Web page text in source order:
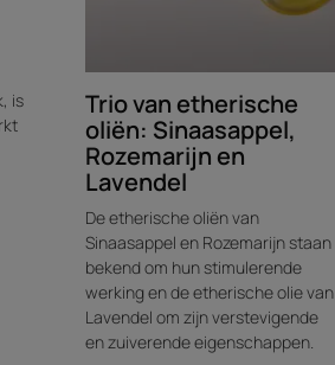
is
Trio van etherische
oliën: Sinaasappel,
Rozemarijn en
Lavendel
De etherische oliën van
Sinaasappel en Rozemarijn staan
bekend om hun stimulerende
werking en de etherische olie van
Lavendel om zijn verstevigende
en zuiverende eigenschappen.